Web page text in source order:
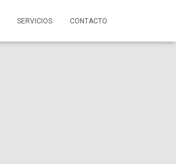
SERVICIOS CONTACTO